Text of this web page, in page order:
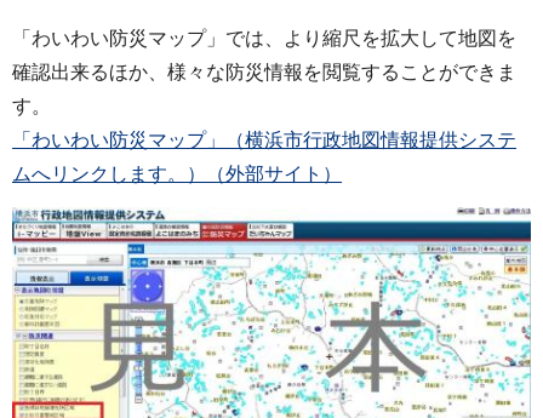
「わいわい防災マップ」では、より縮尺を拡大して地図を
確認出来るほか、様々な防災情報を閲覧することができま
す。
「わいわい防災マップ」（横浜市行政地図情報提供システ
ムへリンクします。）（外部サイト）